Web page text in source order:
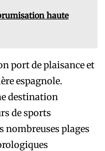
haute
port de plaisance et
espagnole.
destination
de sports
nombreuses plages